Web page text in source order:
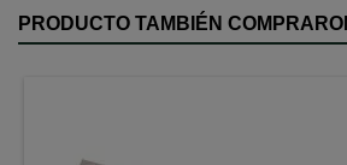
PRODUCTO TAMBIÉN